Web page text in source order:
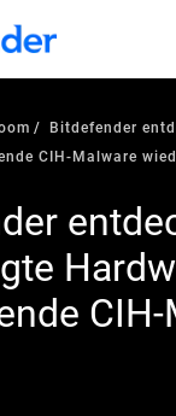
Bitdefender
CIH-Malware